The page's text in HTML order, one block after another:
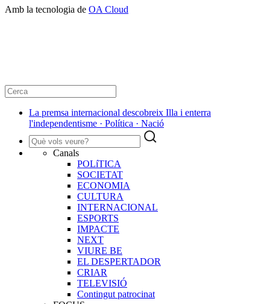
Amb la tecnologia de OA Cloud
La premsa internacional descobreix Illa i enterra
l'independentisme · Política · Nació
Canals
POLíTICA
SOCIETAT
ECONOMIA
CULTURA
INTERNACIONAL
ESPORTS
IMPACTE
NEXT
VIURE BE
EL DESPERTADOR
CRIAR
TELEVISIÓ
Contingut patrocinat